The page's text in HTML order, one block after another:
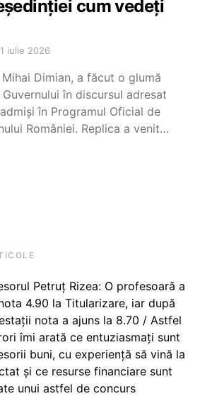
cum vedeți
1 iulie 2026
Dimian, a făcut o glumă
în discursul adresat
în Programul Oficial de
României. Replica a venit…
Petruț Rizea: O profesoară a
4.90 la Titularizare, iar după
nota a ajuns la 8.70 / Astfel
îmi arată ce entuziasmați sunt
buni, cu experiență să vină la
și ce resurse financiare sunt
unui astfel de concurs